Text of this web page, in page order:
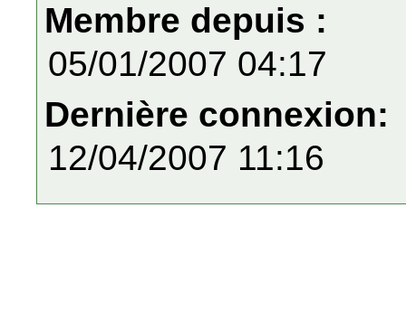
Membre depuis :
05/01/2007 04:17
Dernière connexion:
12/04/2007 11:16